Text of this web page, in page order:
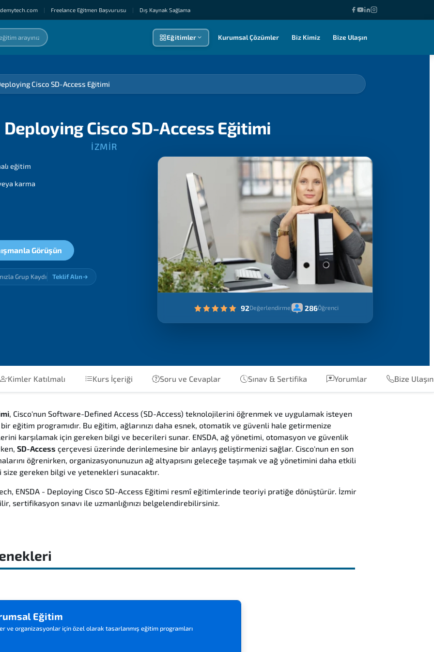
| Freelance Eğitmen Başvurusu | Dış Kaynak Sağlama
Eğitimler Kurumsal Çözümler Biz Kimiz Bize Ulaşın
Cisco SD-Access Eğitimi
Deploying Cisco SD-Access Eğitimi
İZMIR
eğitim
karma
Görüşün
Grup Kaydı Teklif Alın
92Değerlendirme 286Öğrenci
Kimler Katılmalı Kurs İçeriği Soru ve Cevaplar Sınav & Sertifika Yorumlar Bize Ulaşın
, Cisco'nun Software-Defined Access (SD-Access) teknolojilerini öğrenmek ve uygulamak isteyen
eğitim programıdır. Bu eğitim, ağlarınızı daha esnek, otomatik ve güvenli hale getirmenize
karşılamak için gereken bilgi ve becerileri sunar. ENSDA, ağ yönetimi, otomasyon ve güvenlik
SD-Access çerçevesi üzerinde derinlemesine bir anlayış geliştirmenizi sağlar. Cisco'nun en son
öğrenirken, organizasyonunuzun ağ altyapısını geleceğe taşımak ve ağ yönetimini daha etkili
gereken bilgi ve yetenekleri sunacaktır.
ENSDA - Deploying Cisco SD-Access Eğitimi resmî eğitimlerinde teoriyi pratiğe dönüştürür. İzmir
sertifikasyon sınavı ile uzmanlığınızı belgelendirebilirsiniz.
Eğitim
ve organizasyonlar için özel olarak tasarlanmış eğitim programları